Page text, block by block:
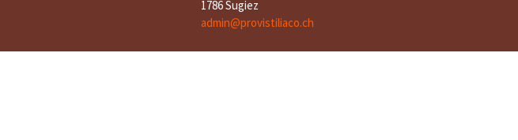
1786 Sugiez
admin@provistiliaco.ch